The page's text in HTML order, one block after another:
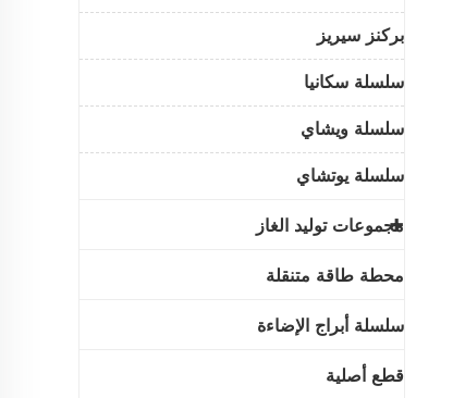
بركنز سيريز
سلسلة سكانيا
سلسلة ويشاي
سلسلة يوتشاي
مجموعات توليد الغاز
محطة طاقة متنقلة
سلسلة أبراج الإضاءة
قطع أصلية